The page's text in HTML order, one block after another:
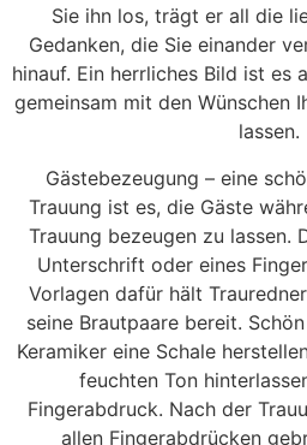
Sie ihn los, trägt er all die
Gedanken, die Sie einander
hinauf. Ein herrliches Bild ist es
gemeinsam mit den Wünschen
lassen.
Gästebezeugung – eine
Trauung ist es, die Gäste
Trauung bezeugen zu lassen.
Unterschrift oder eines
Vorlagen dafür hält
seine Brautpaare bereit.
Keramiker eine Schale
feuchten Ton
Fingerabdruck. Nach der
allen Fingerabdrücken